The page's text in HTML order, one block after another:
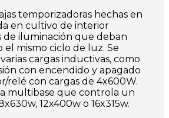
temporizadoras hechas en
en cultivo de interior
iluminación que deban
mismo ciclo de luz. Se
cargas inductivas, como
con encendido y apagado
relé con cargas de 4x600W.
multibase que controla un
12x400w o 16x315w.